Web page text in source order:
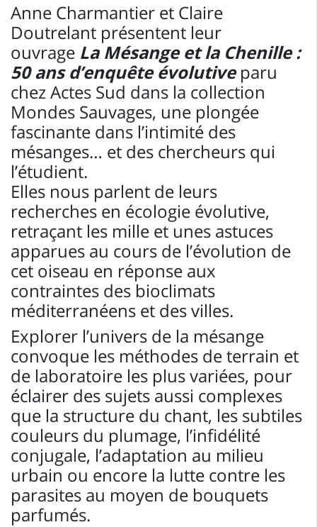
Anne Charmantier et Claire
Doutrelant présentent leur
ouvrage La Mésange et la Chenille :
50 ans d’enquête évolutiveparu
chez Actes Sud dans la collection
Mondes Sauvages, une plongée
fascinante dans l’intimité des
mésanges… et des chercheurs qui
l’étudient.
Elles nous parlent de leurs
recherches en écologie évolutive,
retraçant les mille et unes astuces
apparues au cours de l’évolution de
cet oiseau en réponse aux
contraintes des bioclimats
méditerranéens et des villes.
Explorer l’univers de la mésange
convoque les méthodes de terrain et
de laboratoire les plus variées, pour
éclairer des sujets aussi complexes
que la structure du chant, les subtiles
couleurs du plumage, l’infidélité
conjugale, l’adaptation au milieu
urbain ou encore la lutte contre les
parasites au moyen de bouquets
parfumés.